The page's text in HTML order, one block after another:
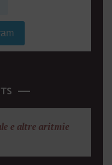
e altre aritmie